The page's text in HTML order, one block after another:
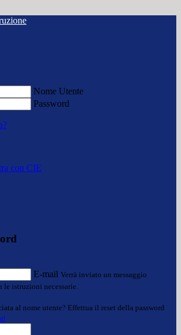
Nome Utente
Password
con CIE
E-mail Verrà inviato un messaggio
istruzioni necessarie.
al nome utente? Effettua il reset della password